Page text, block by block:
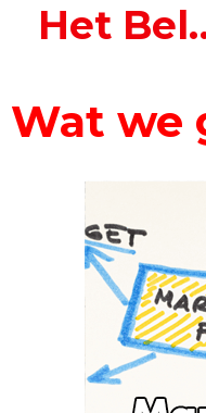
Het Belang van een
Wat we